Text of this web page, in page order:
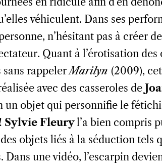
véhiculent. Dans ses
n’hésitant pas à créer
Quant à l’érotisation des
sans rappeler Marilyn (2009),
avec des casseroles de
un objet qui personnifie le
Sylvie Fleuryl’a bien compris
objets liés à la séduction tels
Dans une vidéo, l’escarpin